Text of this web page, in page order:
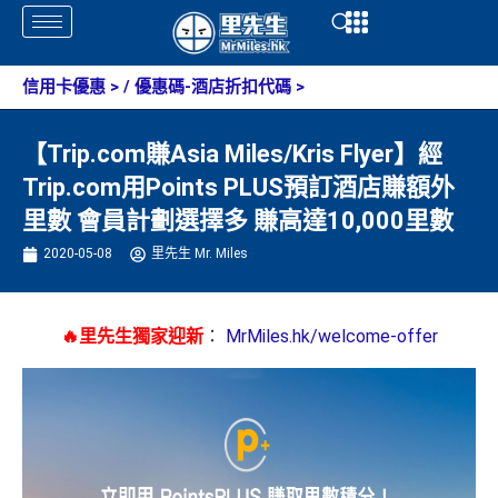
Skip
content
Open
信用卡優惠 > / 優惠碼-酒店折扣代碼 >
【Trip.com賺Asia Miles/Kris Flyer】經
Trip.com用Points PLUS預訂酒店賺額外
里數 會員計劃選擇多 賺高達10,000里數
2020-05-08 里先生 Mr. Miles
🔥里先生獨家迎新： MrMiles.hk/welcome-offer